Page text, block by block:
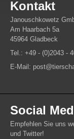
Kontakt
Janouschkowetz
Am Haarbach 5a
45964 Gladbeck
Tel.: +49 - (0)2043 -
E-Mail:
Social
Empfehlen Sie uns
und Twitter!